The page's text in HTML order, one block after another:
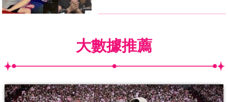
大數據推薦